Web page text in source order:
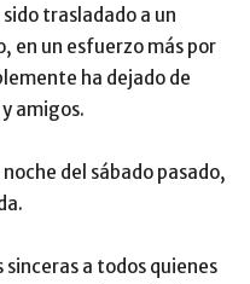
trasladado a un
en un esfuerzo más por
ha dejado de
amigos.
del sábado pasado,
sinceras a todos quienes